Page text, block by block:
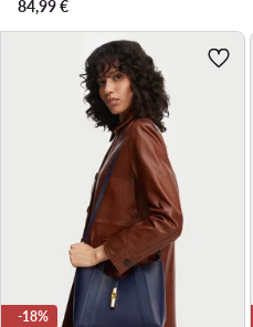
84,99€
-18%